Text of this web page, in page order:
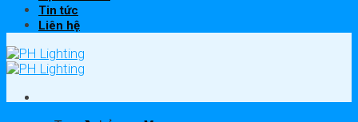
Tin tức
Liên hệ